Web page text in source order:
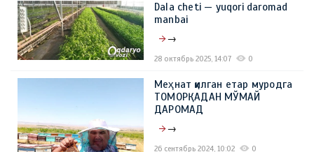
Dala cheti — yuqori daromad
manbai
→
28 октябрь 2025, 14:07 0
Меҳнат қилган етар муродга
ТОМОРҚАДАН МЎМАЙ
ДАРОМАД
→
26 сентябрь 2024, 10:02 0